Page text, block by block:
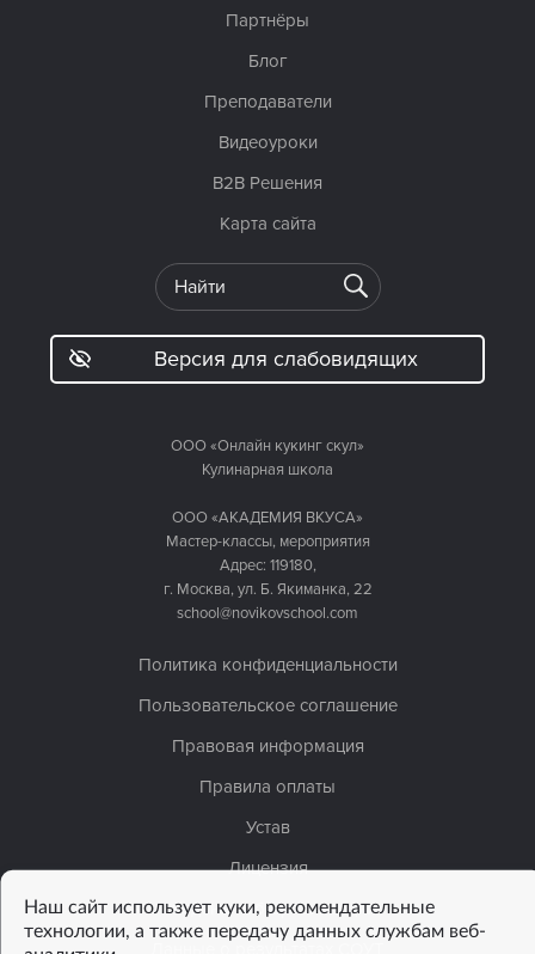
ООО «Онлайн кукинг скул»
Кулинарная школа
ООО «АКАДЕМИЯ ВКУСА»
Мастер-классы, мероприятия
Адрес: 119180,
г. Москва, ул. Б. Якиманка, 22
school@novikovschool.com
Политика конфиденциальности
Пользовательское соглашение
Правовая информация
Правила оплаты
Устав
Лицензия
Сведения об организации
Партнёры
Блог
Преподаватели
Видеоуроки
B2B Решения
Карта сайта
Версия для слабовидящих
Наш сайт использует куки, рекомендательные
технологии, а также передачу данных службам веб-